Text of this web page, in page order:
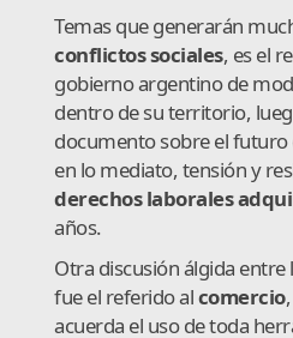
Temas que generarán
conflictos sociales, es el
gobierno argentino de
dentro de su territorio,
documento sobre el futuro
en lo mediato, tensión y
derechos laborales
años.
Otra discusión álgida
fue el referido alcomercio
acuerda el uso de toda